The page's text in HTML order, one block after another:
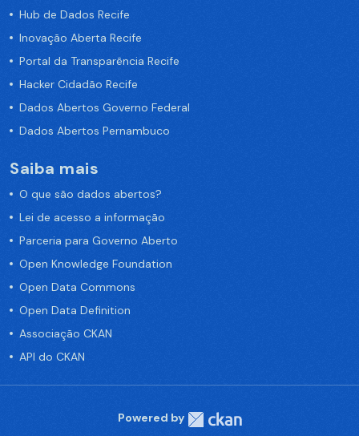
Hub de Dados Recife
Inovação Aberta Recife
Portal da Transparência Recife
Hacker Cidadão Recife
Dados Abertos Governo Federal
Dados Abertos Pernambuco
Saiba mais
O que são dados abertos?
Lei de acesso a informação
Parceria para Governo Aberto
Open Knowledge Foundation
Open Data Commons
Open Data Definition
Associação CKAN
API do CKAN
Powered by